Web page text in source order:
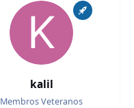
kalil
Membros Veteranos